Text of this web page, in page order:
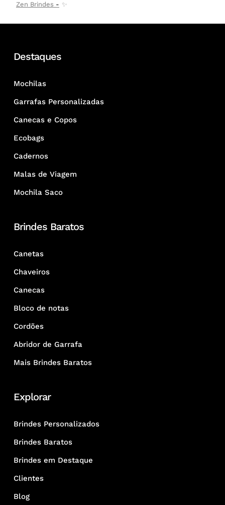
Zen Brindes
✨
Destaques
Mochilas
Garrafas Personalizadas
Canecas e Copos
Ecobags
Cadernos
Malas de Viagem
Mochila Saco
Brindes Baratos
Canetas
Chaveiros
Canecas
Bloco de notas
Cordões
Abridor de Garrafa
Mais Brindes Baratos
Explorar
Brindes Personalizados
Brindes Baratos
Brindes em Destaque
Clientes
Blog